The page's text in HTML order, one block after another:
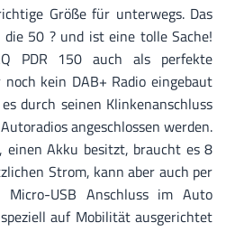
Größe für unterwegs. Das
50 ? und ist eine tolle Sache!
PDR 150 auch als perfekte
kein DAB+ Radio eingebaut
durch seinen Klinkenanschluss
angeschlossen werden.
einen Akku besitzt, braucht es 8
Strom, kann aber auch per
Micro-USB Anschluss im Auto
auf Mobilität ausgerichtet